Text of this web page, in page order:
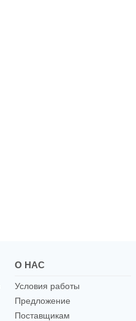
О НАС
Условия работы
Предложение
Поставщикам